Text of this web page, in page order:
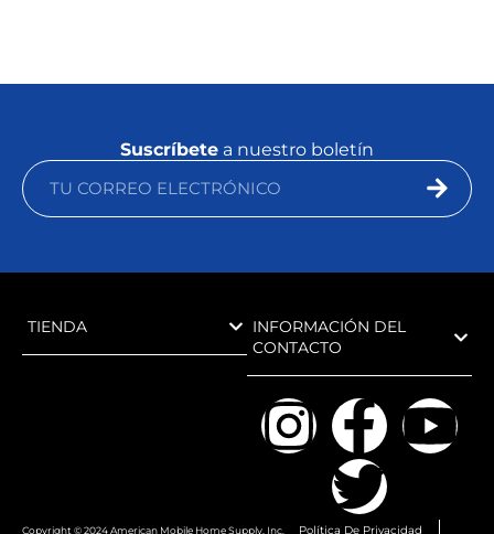
Suscríbete a nuestro boletín
TIENDA
INFORMACIÓN DEL
CONTACTO
Copyright © 2024 American Mobile Home Supply, Inc. Política De Privacidad